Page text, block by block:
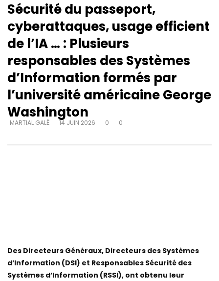
Sécurité du passeport,
cyberattaques, usage efficient
de l’IA … : Plusieurs
responsables des Systèmes
d’Information formés par
l’université américaine George
Washington
MARTIAL GALÉ 14 JUIN 2026 0 0
Des Directeurs Généraux, Directeurs des Systèmes
d’Information (DSI) et Responsables Sécurité des
Systèmes d’Information (RSSI), ont obtenu leur